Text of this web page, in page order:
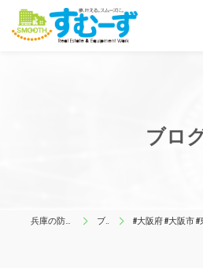
ブロ
兵庫の防犯はすむーず ブログ #大阪府 #大阪市 #東淀川区 #賃貸マ